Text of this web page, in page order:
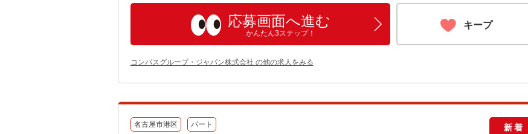
応募画面へ進む
かんたん3ステップ！
キープ
コンパスグループ・ジャパン株式会社 の他の求人をみる
名古屋市港区 パート 新着